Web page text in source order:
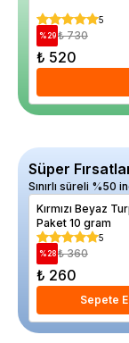
5
%29 ₺ 730
₺ 520
Süper
Sınırlı süreli %50
Kırmızı Beyaz
Paket 10 gram
5
%28 ₺ 360
₺ 260
Sepete